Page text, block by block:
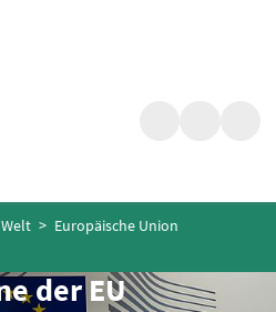
Europäische Union
der EU